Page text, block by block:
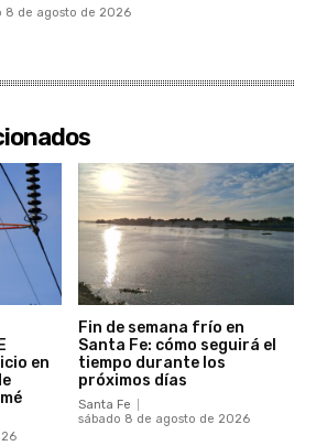
8 de agosto de 2026
en
Fin de semana frío en
Santa Fe: cómo seguirá el
tiempo durante los
próximos días
Santa Fe
sábado 8 de agosto de 2026